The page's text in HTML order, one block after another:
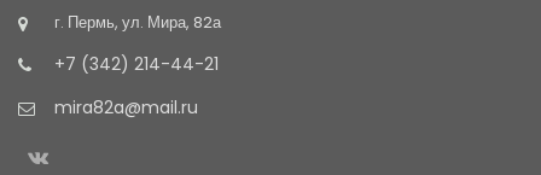
г. Пермь, ул. Мира, 82а
+7 (342) 214-44-21
mira82a@mail.ru